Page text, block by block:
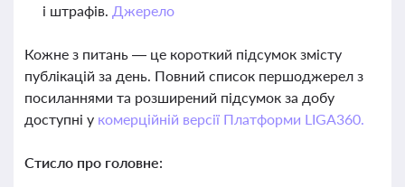
і штрафів. Джерело
Кожне з питань — це короткий підсумок змісту
публікацій за день. Повний список першоджерел з
посиланнями та розширений підсумок за добу
доступні у комерційній версії Платформи LIGA360.
Стисло про головне: